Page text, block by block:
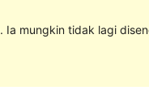
. Ia mungkin tidak lagi